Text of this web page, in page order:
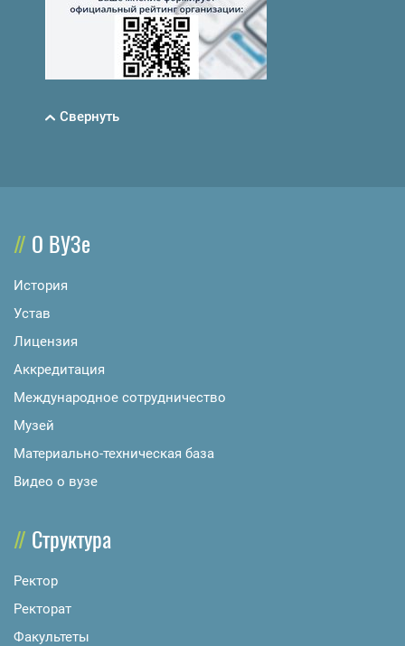
Свернуть
О ВУЗе
История
Устав
Лицензия
Аккредитация
Международное сотрудничество
Музей
Материально-техническая база
Видео о вузе
Структура
Ректор
Ректорат
Факультеты